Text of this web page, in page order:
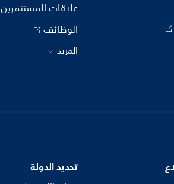
علاقات المستثمرين
الوظائف
المزيد
تحديد الدولة